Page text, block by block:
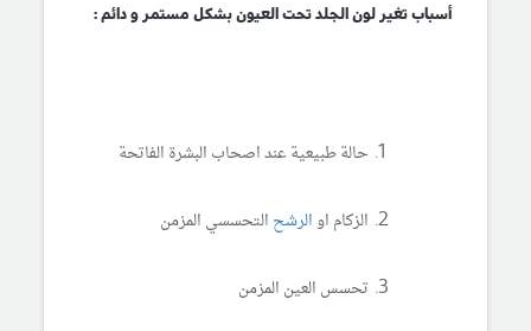
أسباب تغير لون الجلد تحت العيون بشكل مستمر و دائم :
حالة طبيعية عند اصحاب البشرة الفاتحة
الزكام اوالرشح التحسسي المزمن
تحسس العين المزمن